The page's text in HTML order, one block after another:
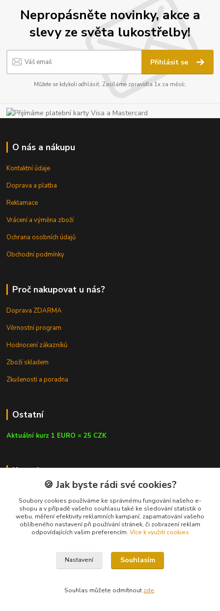
Nepropásněte novinky, akce a
slevy ze světa lukostřelby!
Přihlásit se
Můžete se kdykoli odhlásit. Zasíláme zpravidla 1x za měsíc.
O nás a nákupu
Kontaktní údaje
Doprava a platba
Reklamace
Vrácení a výměna zboží
Ochrana osobních údajů
Obchodní podmínky
Proč nakupovat u nás?
Doprava ZDARMA
Věrnostní program
Hodnocení zákazníků
Zboží skladem
Zkušenosti a poradna
Ostatní
Aktuální kurz 1 EURO = 25 CZK
Kontakty
info@czluk.cz
© Since 2013 | CZLUK s.r.o. | info@czluk.cz
🍪 Jak byste rádi své cookies?
Soubory cookies používáme ke správnému fungování našeho e-
shopu a v případě vašeho souhlasu také ke sledování statistik o
webu, měření efektivity reklamních kampaní, zapamatování vašeho
oblíbeného nastavení při používání stránek, či zobrazení reklam
odpovídajících vašim preferencím. Více k využití cookies
Nastavení Souhlasím
Souhlas můžete odmítnout zde.